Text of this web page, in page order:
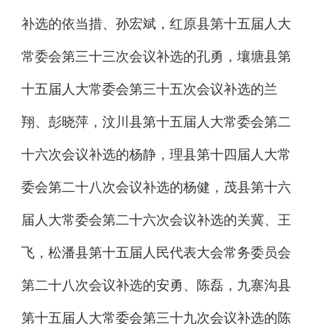
补选的依当措、 孙宏斌， 红原县第十五届人大
常委会第三十三次会议补选的孔勇， 壤塘县第
十五届人大常委会第三十五次会议补选的兰
翔、 彭晓萍， 汶川县第十五届人大常委会第二
十六次会议补选的杨静， 理县第十四届人大常
委会第二十八次会议补选的杨健， 茂县第十六
届人大常委会第二十六次会议补选的关冀、 王
飞， 松潘县第十五届人民代表大会常务委员会
第二十八次会议补选的安勇、 陈磊， 九寨沟县
第十五届人大常委会第三十九次会议补选的陈